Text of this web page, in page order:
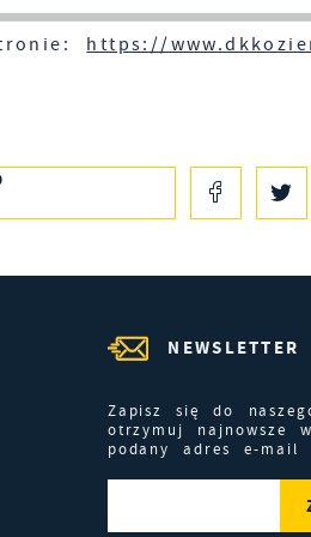
https://
NEWSLETTER
Zapisz się do
otrzymuj najnowsze
podany adres e-mail